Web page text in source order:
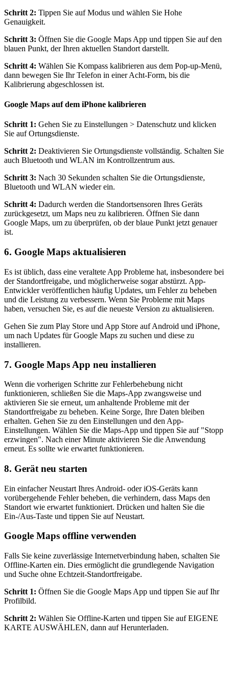
Schritt 2: Tippen Sie auf Modus und wählen Sie Hohe
Genauigkeit.
Schritt 3: Öffnen Sie die Google Maps App und tippen Sie auf den
blauen Punkt, der Ihren aktuellen Standort darstellt.
Schritt 4: Wählen Sie Kompass kalibrieren aus dem Pop-up-Menü,
dann bewegen Sie Ihr Telefon in einer Acht-Form, bis die
Kalibrierung abgeschlossen ist.
Google Maps auf dem iPhone kalibrieren
Schritt 1: Gehen Sie zu Einstellungen > Datenschutz und klicken
Sie auf Ortungsdienste.
Schritt 2: Deaktivieren Sie Ortungsdienste vollständig. Schalten Sie
auch Bluetooth und WLAN im Kontrollzentrum aus.
Schritt 3: Nach 30 Sekunden schalten Sie die Ortungsdienste,
Bluetooth und WLAN wieder ein.
Schritt 4: Dadurch werden die Standortsensoren Ihres Geräts
zurückgesetzt, um Maps neu zu kalibrieren. Öffnen Sie dann
Google Maps, um zu überprüfen, ob der blaue Punkt jetzt genauer
ist.
6. Google Maps aktualisieren
Es ist üblich, dass eine veraltete App Probleme hat, insbesondere bei
der Standortfreigabe, und möglicherweise sogar abstürzt. App-
Entwickler veröffentlichen häufig Updates, um Fehler zu beheben
und die Leistung zu verbessern. Wenn Sie Probleme mit Maps
haben, versuchen Sie, es auf die neueste Version zu aktualisieren.
Gehen Sie zum Play Store und App Store auf Android und iPhone,
um nach Updates für Google Maps zu suchen und diese zu
installieren.
7. Google Maps App neu installieren
Wenn die vorherigen Schritte zur Fehlerbehebung nicht
funktionieren, schließen Sie die Maps-App zwangsweise und
aktivieren Sie sie erneut, um anhaltende Probleme mit der
Standortfreigabe zu beheben. Keine Sorge, Ihre Daten bleiben
erhalten. Gehen Sie zu den Einstellungen und den App-
Einstellungen. Wählen Sie die Maps-App und tippen Sie auf "Stopp
erzwingen". Nach einer Minute aktivieren Sie die Anwendung
erneut. Es sollte wie erwartet funktionieren.
8. Gerät neu starten
Ein einfacher Neustart Ihres Android- oder iOS-Geräts kann
vorübergehende Fehler beheben, die verhindern, dass Maps den
Standort wie erwartet funktioniert. Drücken und halten Sie die
Ein-/Aus-Taste und tippen Sie auf Neustart.
Google Maps offline verwenden
Falls Sie keine zuverlässige Internetverbindung haben, schalten Sie
Offline-Karten ein. Dies ermöglicht die grundlegende Navigation
und Suche ohne Echtzeit-Standortfreigabe.
Schritt 1: Öffnen Sie die Google Maps App und tippen Sie auf Ihr
Profilbild.
Schritt 2: Wählen Sie Offline-Karten und tippen Sie auf EIGENE
KARTE AUSWÄHLEN, dann auf Herunterladen.